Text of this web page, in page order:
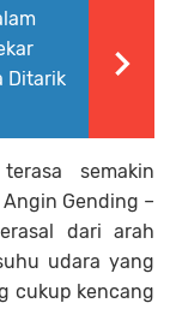
Ditarik
semakin
Gending –
dari arah
udara yang
cukup kencang